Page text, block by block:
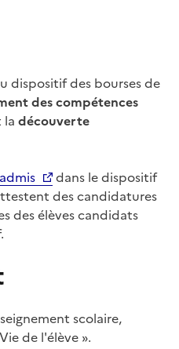
dispositif des bourses de
des compétences
la découverte
dans le dispositif
des candidatures
des élèves candidats
scolaire,
de l'élève ».